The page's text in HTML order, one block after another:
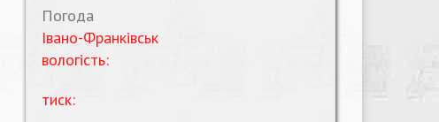
Погода
Івано-Франківськ
вологість:
тиск: